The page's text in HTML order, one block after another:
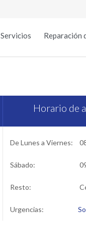
Servicios Reparación
Horario de
De Lunes a Viernes:
Sábado:
Resto:
Urgencias: